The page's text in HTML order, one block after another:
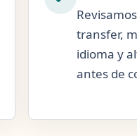
transfer,
idioma y
antes de